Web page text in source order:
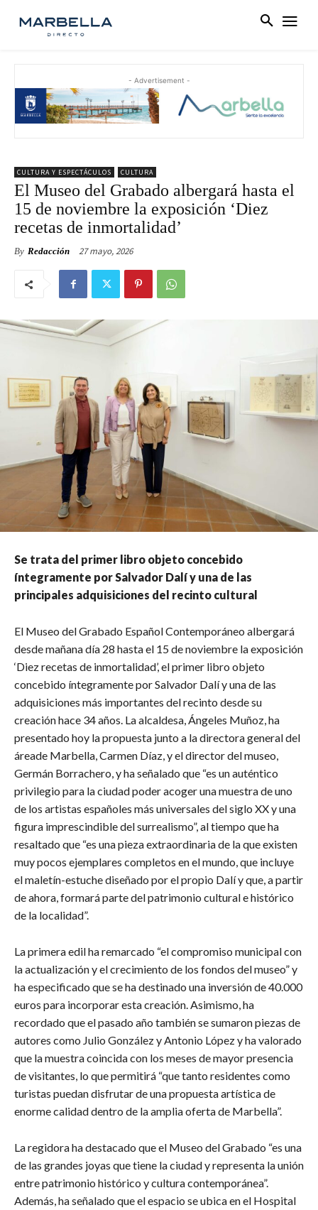
- Advertisement -
CULTURA Y ESPECTÁCULOS CULTURA
El Museo del Grabado albergará hasta el
15 de noviembre la exposición ‘Diez
recetas de inmortalidad’
By Redacción 27 mayo, 2026
Se trata del primer libro objeto concebido
íntegramente por Salvador Dalí y una de las
principales adquisiciones del recinto cultural
El Museo del Grabado Español Contemporáneo albergará
desde mañana día 28 hasta el 15 de noviembre la exposición
‘Diez recetas de inmortalidad’, el primer libro objeto
concebido íntegramente por Salvador Dalí y una de las
adquisiciones más importantes del recinto desde su
creación hace 34 años. La alcaldesa, Ángeles Muñoz, ha
presentado hoy la propuesta junto a la directora general del
áreade Marbella, Carmen Díaz, y el director del museo,
Germán Borrachero, y ha señalado que “es un auténtico
privilegio para la ciudad poder acoger una muestra de uno
de los artistas españoles más universales del siglo XX y una
figura imprescindible del surrealismo”, al tiempo que ha
resaltado que “es una pieza extraordinaria de la que existen
muy pocos ejemplares completos en el mundo, que incluye
el maletín-estuche diseñado por el propio Dalí y que, a partir
de ahora, formará parte del patrimonio cultural e histórico
de la localidad”.
​La primera edil ha remarcado “el compromiso municipal con
la actualización y el crecimiento de los fondos del museo” y
ha especificado que se ha destinado una inversión de 40.000
euros para incorporar esta creación. Asimismo, ha
recordado que el pasado año también se sumaron piezas de
autores como Julio González y Antonio López y ha valorado
que la muestra coincida con los meses de mayor presencia
de visitantes, lo que permitirá “que tanto residentes como
turistas puedan disfrutar de una propuesta artística de
enorme calidad dentro de la amplia oferta de Marbella”.
​La regidora ha destacado que el Museo del Grabado “es una
de las grandes joyas que tiene la ciudad y representa la unión
entre patrimonio histórico y cultura contemporánea”.
Además, ha señalado que el espacio se ubica en el Hospital